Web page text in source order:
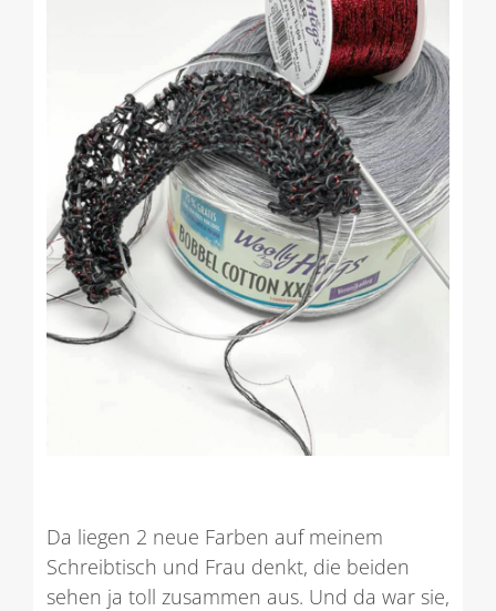
Da liegen 2 neue Farben auf meinem
Schreibtisch und Frau denkt, die beiden
sehen ja toll zusammen aus. Und da war sie,